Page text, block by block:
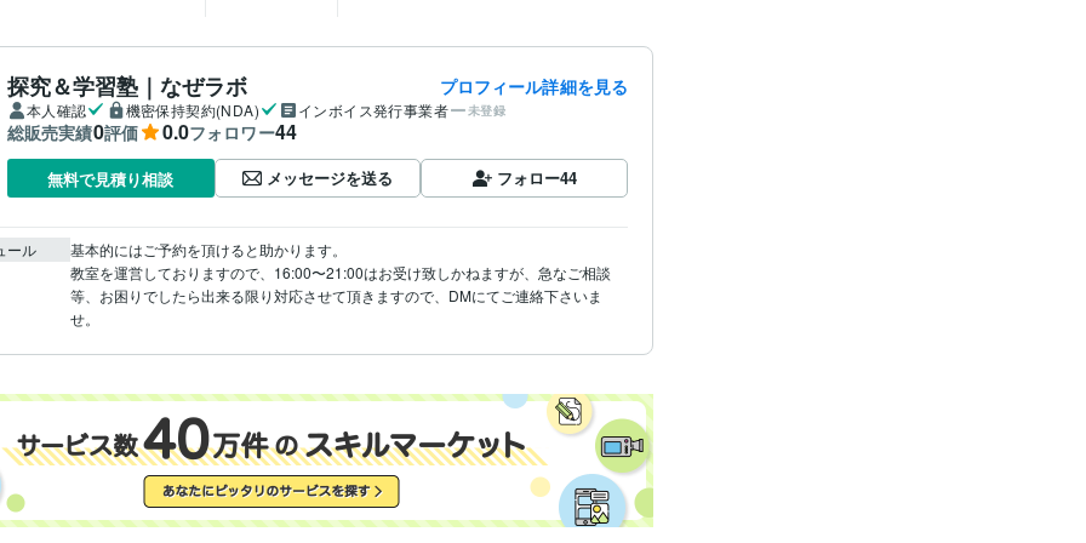
探究＆学習塾｜なぜラボ プロフィール詳細を見る
本人確認 機密保持契約(NDA) インボイス発行事業者 未登録
総販売実績0評価 0.0フォロワー44
無料で見積り相談 メッセージを送る フォロー44
ール
基本的にはご予約を頂けると助かります。
教室を運営しておりますので、16:00〜21:00はお受け致しかねますが、急なご相談
等、お困りでしたら出来る限り対応させて頂きますので、DMにてご連絡下さいま
せ。